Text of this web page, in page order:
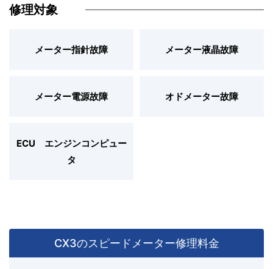
修理対象
メーター指針故障 メーター液晶故障
メーター電源故障 オドメーター故障
ECU エンジンコンピュー
タ
CX3のスピードメーター修理料金